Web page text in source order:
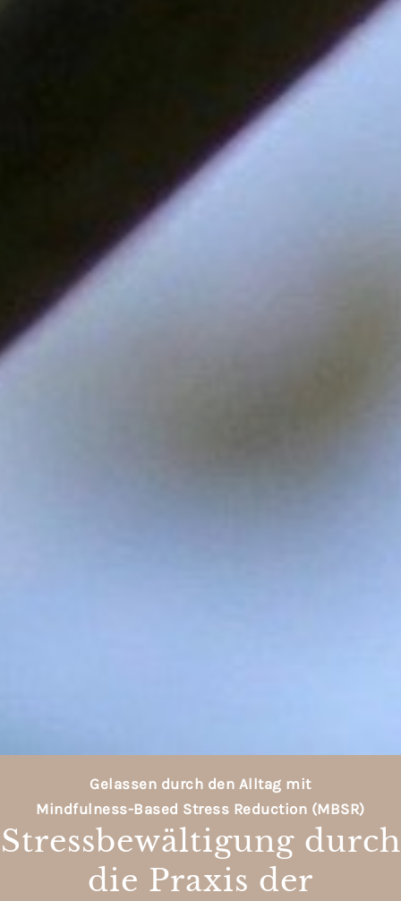
Gelas­sen durch den All­tag mit
Mindful­ness-Based Stress Reduc­tion (MBSR)
Stressbewältigung durch
die Praxis der